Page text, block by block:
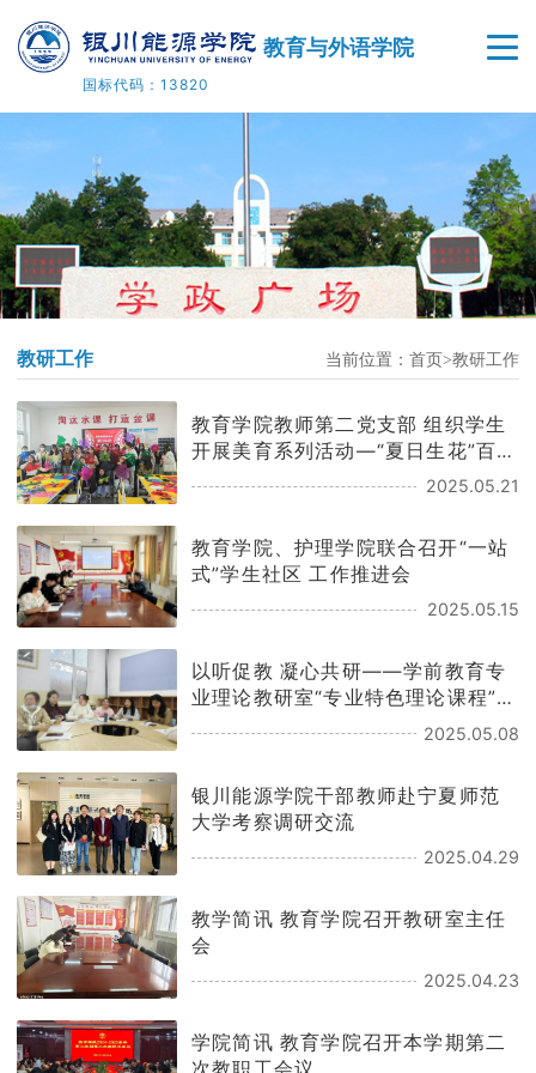
教育与外语学院
国标代码：13820
学院概况
师资队伍
人才培养
科学研究
党建工作
美育基地
学团工作
交流合作
学生工作
学校官网
教研工作 当前位置： 首页 教研工作
教育学院教师第二党支部 组织学生
开展美育系列活动—“夏日生花”百人
2025.05.21
教育学院、护理学院联合召开“一站
式”学生社区 工作推进会
2025.05.15
以听促教 凝心共研——学前教育专
业理论教研室“专业特色理论课程”听
2025.05.08
银川能源学院干部教师赴宁夏师范
大学考察调研交流
2025.04.29
教学简讯 教育学院召开教研室主任
会
2025.04.23
学院简讯 教育学院召开本学期第二